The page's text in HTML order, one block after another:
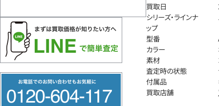
リ
買取日
シリーズ・ラインナ
ップ
型番
カラー
素材
査定時の状態
付属品
買取店舗